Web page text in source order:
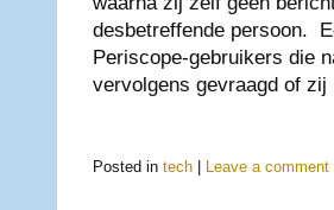
desbetreffende persoon.
Periscope-gebruikers die
vervolgens gevraagd of
Posted in tech Leave a comment